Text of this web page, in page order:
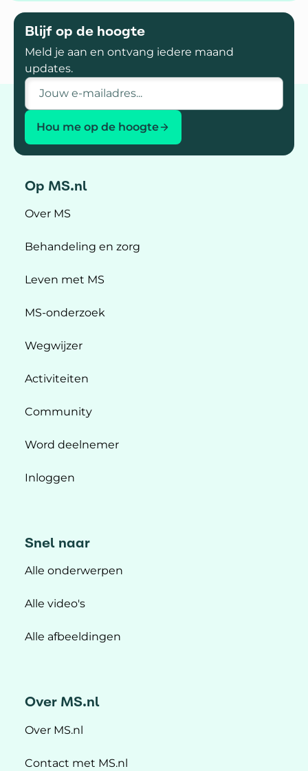
Blijf op de hoogte
Meld je aan en ontvang iedere maand
updates.
E-mailadres
Hou me op de hoogte
Op MS.nl
Over MS
Behandeling en zorg
Leven met MS
MS-onderzoek
Wegwijzer
Activiteiten
Community
Word deelnemer
Inloggen
Snel naar
Alle onderwerpen
Alle video's
Alle afbeeldingen
Over MS.nl
Over MS.nl
Contact met MS.nl